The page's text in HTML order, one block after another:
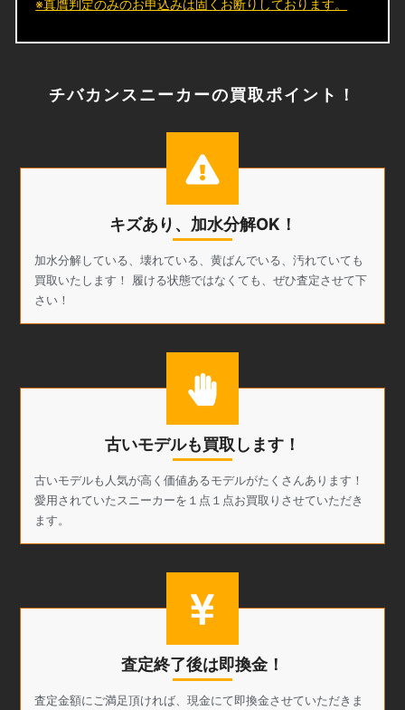
※真贋判定のみのお申込みは固くお断りしております。
チバカンスニーカーの買取ポイント！
キズあり、加水分解OK！
加水分解している、壊れている、黄ばんでいる、汚れていても
買取いたします！ 履ける状態ではなくても、ぜひ査定させて下
さい！
古いモデルも買取します！
古いモデルも人気が高く価値あるモデルがたくさんあります！
愛用されていたスニーカーを１点１点お買取りさせていただき
ます。
査定終了後は即換金！
査定金額にご満足頂ければ、現金にて即換金させていただきま